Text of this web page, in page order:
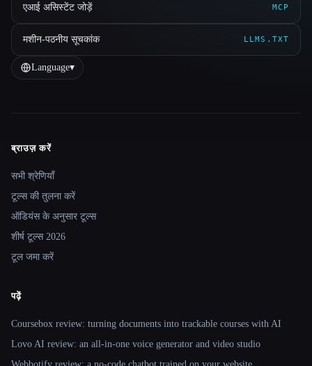
एआई असिस्टेंट जोड़ें MCP
मशीन-पठनीय सूचकांक LLMS.TXT
Language▾
Site navigation
ब्राउज़ करें
सभी श्रेणियाँ
टूल्स की तुलना करें
ऑडियंस के अनुसार टूल्स
शीर्ष टूल्स 2026
टूल जमा करें
पढ़ें
Coursebox review: turning documents into trackable courses with AI
Lovo AI review: an all-in-one voice generator and video studio